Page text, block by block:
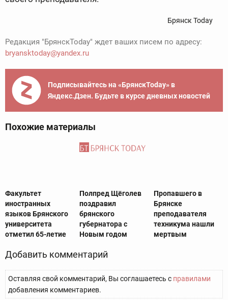
Брянск Today
Редакция "БрянскToday" ждет ваших писем по адресу:
bryansktoday@yandex.ru
Подписывайтесь на «БрянскToday» в
Яндекс.Дзен. Будьте в курсе дневных новостей
Похожие материалы
Факультет
иностранных
языков Брянского
университета
отметил 65-летие
Полпред Щёголев
поздравил
брянского
губернатора с
Новым годом
Пропавшего в
Брянске
преподавателя
техникума нашли
мертвым
Добавить комментарий
Оставляя свой комментарий, Вы соглашаетесь с правилами
добавления комментариев.